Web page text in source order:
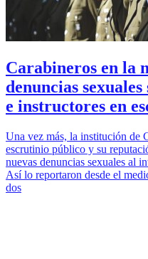
Carabineros en la
denuncias
e instructores en
Una vez más, la institución de
escrutinio público y su
nuevas denuncias sexuales al
Así lo reportaron desde el
dos